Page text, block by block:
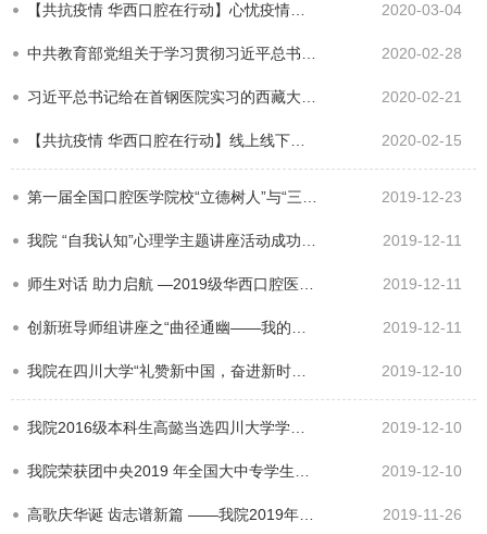
【共抗疫情 华西口腔在行动】心忧疫情，情系家国——我院学子全力战“疫” 2020-03-04
中共教育部党组关于学习贯彻习近平总书记给在首钢医院实习的西藏大学医学院学生重要回信精神的通知 2020-02-28
习近平总书记给在首钢医院实习的西藏大学医学院学生的回信 2020-02-21
【共抗疫情 华西口腔在行动】线上线下皆一线，关爱学生勇担当 2020-02-15
第一届全国口腔医学院校“立德树人”与“三全育人”研讨会在华西口腔顺利召开 2019-12-23
我院 “自我认知”心理学主题讲座活动成功举办 2019-12-11
师生对话 助力启航 —2019级华西口腔医学院创新班导师组第二次见面会圆满举行 2019-12-11
创新班导师组讲座之“曲径通幽——我的医教研之路”讲座新闻稿 2019-12-11
我院在四川大学“礼赞新中国，奋进新时代”激情川大合唱大赛决赛中精彩夺冠 2019-12-10
我院2016级本科生高懿当选四川大学学生会主席 2019-12-10
我院荣获团中央2019 年全国大中专学生志愿者暑期“三下乡”社会实践优秀团队 2019-12-10
高歌庆华诞 齿志谱新篇 ——我院2019年迎新晚会精彩纷呈 2019-11-26